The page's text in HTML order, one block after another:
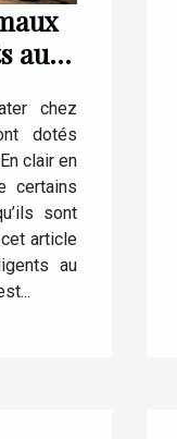
au
chez
dotés
clair en
certains
sont
article
au